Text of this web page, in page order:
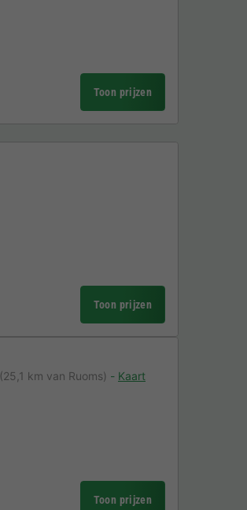
Toon prijzen
Toon prijzen
(25,1 km van Ruoms)
Kaart
Toon prijzen